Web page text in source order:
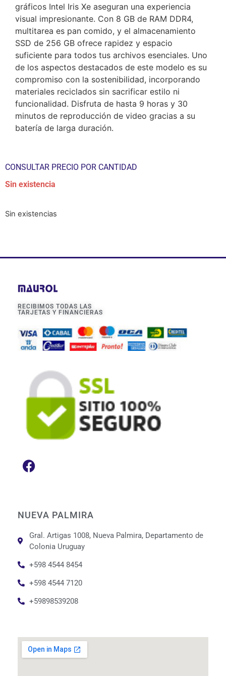
gráficos Intel Iris Xe aseguran una experiencia
visual impresionante. Con 8 GB de RAM DDR4,
multitarea es pan comido, y el almacenamiento
SSD de 256 GB ofrece rapidez y espacio
suficiente para todos tus archivos esenciales. Uno
de los aspectos destacados de este modelo es su
compromiso con la sostenibilidad, incorporando
materiales reciclados sin sacrificar estilo ni
funcionalidad. Disfruta de hasta 9 horas y 30
minutos de reproducción de video gracias a su
batería de larga duración.
CONSULTAR PRECIO POR CANTIDAD
Sin existencia
Sin existencias
RECIBIMOS TODAS LAS
TARJETAS Y FINANCIERAS
NUEVA PALMIRA
Gral. Artigas 1008, Nueva Palmira, Departamento de
Colonia Uruguay
+598 4544 8454
+598 4544 7120
+59898539208